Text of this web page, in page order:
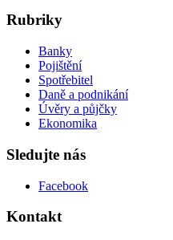
Rubriky
Banky
Pojištění
Spotřebitel
Daně a podnikání
Úvěry a půjčky
Ekonomika
Sledujte nás
Facebook
Kontakt